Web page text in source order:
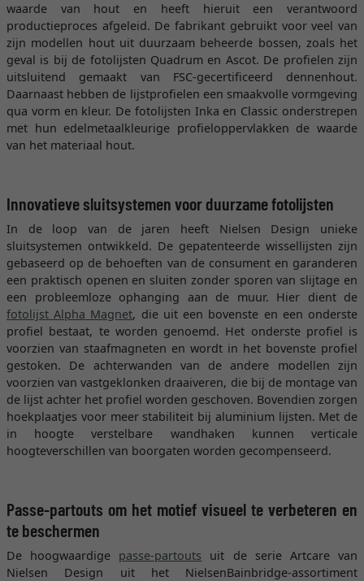
waarde van hout en heeft hieruit een verantwoord
productieproces afgeleid. De fabrikant gebruikt voor veel van
zijn modellen hout uit duurzaam beheerde bossen, zoals het
geval is bij de fotolijsten Quadrum en Ascot. De profielen zijn
uitsluitend gemaakt van FSC-gecertificeerd dennenhout.
Daarnaast hebben de lijstprofielen een smaakvolle vormgeving
qua vorm en kleur. De fotolijsten Inka en Classic onderstrepen
met hun edelmetaalkleurige profieloppervlakken de waarde
van het materiaal hout.
Innovatieve sluitsystemen voor duurzame fotolijsten
In de loop van de jaren heeft Nielsen Design unieke
sluitsystemen ontwikkeld. De gepatenteerde wissellijsten zijn
gebaseerd op de behoeften van de consument en garanderen
een praktisch openen en sluiten zonder sporen van slijtage en
een probleemloze ophanging aan de muur. Hier dient de
fotolijst Alpha Magnet, die uit een bovenste en een onderste
profiel bestaat, te worden genoemd. Het onderste profiel is
voorzien van staafmagneten en wordt in het bovenste profiel
gestoken. De achterwanden van de andere modellen zijn
voorzien van vastgeklonken draaiveren, die bij de montage van
de lijst achter het profiel worden geschoven. Bovendien zorgen
hoekplaatjes voor meer stabiliteit bij aluminium lijsten. Met de
in hoogte verstelbare wandhaken kunnen verticale
hoogteverschillen van boorgaten worden gecompenseerd.
Passe-partouts om het motief visueel te verbeteren en
te beschermen
De hoogwaardige passe-partouts uit de serie Artcare van
Nielsen Design uit het NielsenBainbridge-assortiment